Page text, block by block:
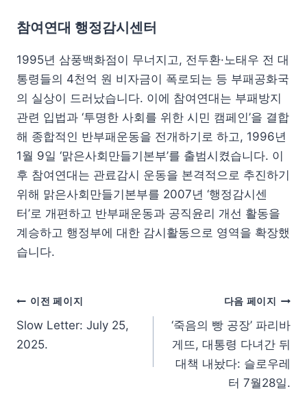
참여연대 행정감시센터
1995년 삼풍백화점이 무너지고, 전두환·노태우 전 대
통령들의 4천억 원 비자금이 폭로되는 등 부패공화국
의 실상이 드러났습니다. 이에 참여연대는 부패방지
관련 입법과 ‘투명한 사회를 위한 시민 캠페인’을 결합
해 종합적인 반부패운동을 전개하기로 하고, 1996년
1월 9일 ‘맑은사회만들기본부’를 출범시켰습니다. 이
후 참여연대는 관료감시 운동을 본격적으로 추진하기
위해 맑은사회만들기본부를 2007년 ‘행정감시센
터’로 개편하고 반부패운동과 공직윤리 개선 활동을
계승하고 행정부에 대한 감시활동으로 영역을 확장했
습니다.
이전 페이지
Slow Letter: July 25,
2025.
다음 페이지
‘죽음의 빵 공장’ 파리바
게뜨, 대통령 다녀간 뒤
대책 내놨다: 슬로우레
터 7월28일.